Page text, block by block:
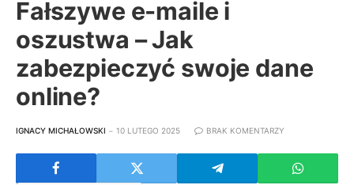
Fałszywe e-maile i
oszustwa – Jak
zabezpieczyć swoje dane
online?
IGNACY MICHAŁOWSKI 10 LUTEGO 2025 BRAK KOMENTARZY